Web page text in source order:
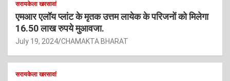
सरायकेला खरसावां
एमआर एलॉय प्लांट के मृतक उत्तम लायेक के परिजनों को मिलेगा
16.50 लाख रुपये मुआवजा.
July 19, 2024 CHAMAKTA BHARAT
सरायकेला खरसावां